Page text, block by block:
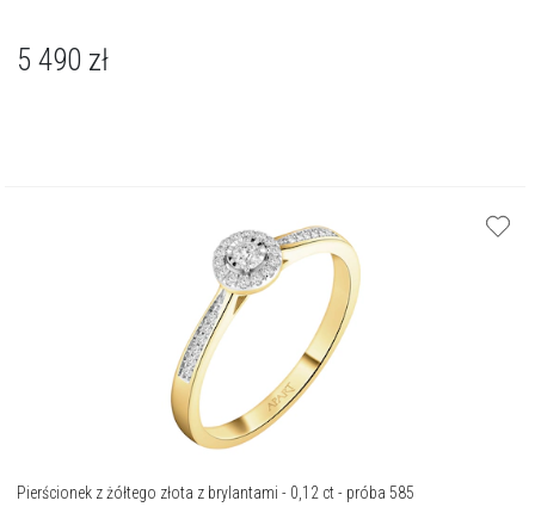
5 490 zł
Pierścionek z żółtego złota z brylantami - 0,12 ct - próba 585